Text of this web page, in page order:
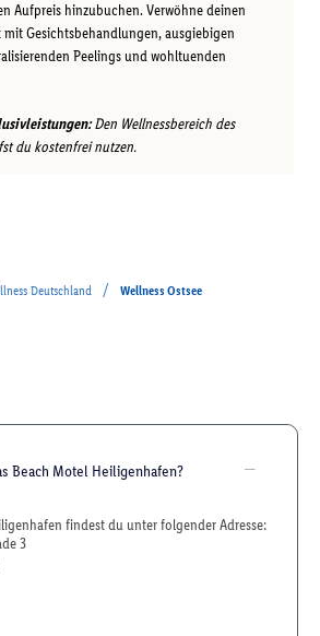
Aufpreis hinzubuchen. Verwöhne deinen
mit Gesichtsbehandlungen, ausgiebigen
Peelings und wohltuenden
Den Wellnessbereich des
du kostenfrei nutzen.
Deutschland / Wellness Ostsee
Beach Motel Heiligenhafen?
findest du unter folgender Adresse:
3